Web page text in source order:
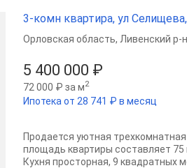
3-комн квартира, ул
5 400 000 ₽
72 000 ₽ за м2
Ипотека от 28 741 ₽ в месяц
Орловская область, Ливенский р-н
Продается уютная
площадь квартиры составляет
Кухня просторная, 9 квадратных